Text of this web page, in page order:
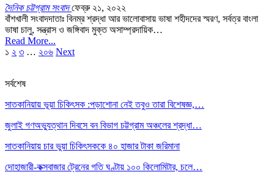
দৈনিক চট্টগ্রাম সংবাদফেব্রু ২১, ২০২২
বাঁশখালী সংবাদদাতাঃ বিনম্র শ্রদ্ধা আর ভালোবাসায় ভাষা শহীদদের স্মরণ, সর্বত্র বাংলা
ভাষা চালু, সন্ত্রাস ও জঙ্গিবাদ মুক্ত অসাম্প্রদায়িক…
Read More...
১ ২ ৩ … ২০৬ Next
সর্বশেষ
সাতকানিয়ায় ভূয়া চিকিৎসক :পড়াশোনা নেই তবুও তারা বিশেষজ্ঞ,…
জুলাই গণঅভ্যুত্থান দিবসে বন বিভাগ চট্টগ্রাম অঞ্চলের শ্রদ্ধা…
সাতকানিয়ায় চার ভুয়া চিকিৎসককে ৪০ হাজার টাকা জরিমানা
দোহাজারী-কক্সবাজার ট্রেনের গতি ঘণ্টায় ১০০ কিলোমিটার, চলে…